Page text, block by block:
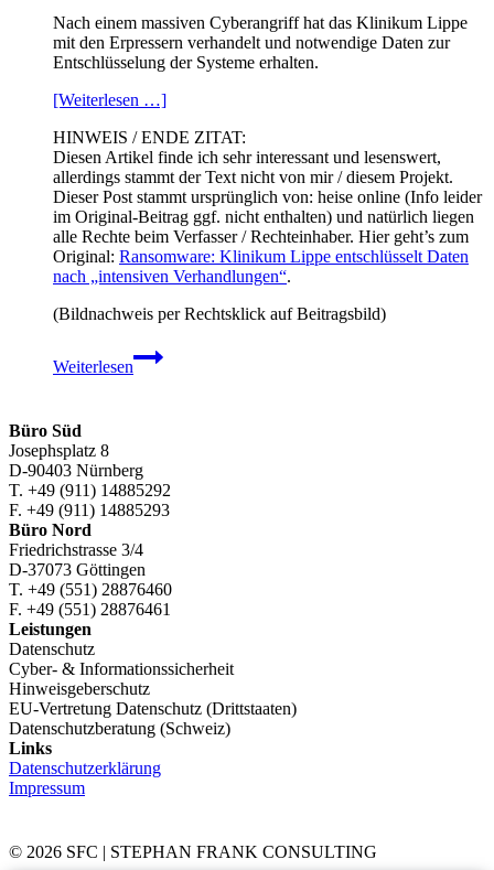
Nach einem massiven Cyberangriff hat das Klinikum Lippe
mit den Erpressern verhandelt und notwendige Daten zur
Entschlüsselung der Systeme erhalten.
[Weiterlesen …]
HINWEIS / ENDE ZITAT:
Diesen Artikel finde ich sehr interessant und lesenswert,
allerdings stammt der Text nicht von mir / diesem Projekt.
Dieser Post stammt ursprünglich von: heise online (Info leider
im Original-Beitrag ggf. nicht enthalten) und natürlich liegen
alle Rechte beim Verfasser / Rechteinhaber. Hier geht’s zum
Original: Ransomware: Klinikum Lippe entschlüsselt Daten
nach „intensiven Verhandlungen“.
(Bildnachweis per Rechtsklick auf Beitragsbild)
Weiterlesen
Ransomware:
Klinikum
„intensiven
Verhandlungen“
Büro Süd
Josephsplatz 8
D-90403 Nürnberg
T. +49 (911) 14885292
F. +49 (911) 14885293
Büro Nord
Friedrichstrasse 3/4
D-37073 Göttingen
T. +49 (551) 28876460
F. +49 (551) 28876461
Leistungen
Datenschutz
Cyber- & Informationssicherheit
Hinweisgeberschutz
EU-Vertretung Datenschutz (Drittstaaten)
Datenschutzberatung (Schweiz)
Links
Datenschutzerklärung
Impressum
© 2026 SFC | STEPHAN FRANK CONSULTING